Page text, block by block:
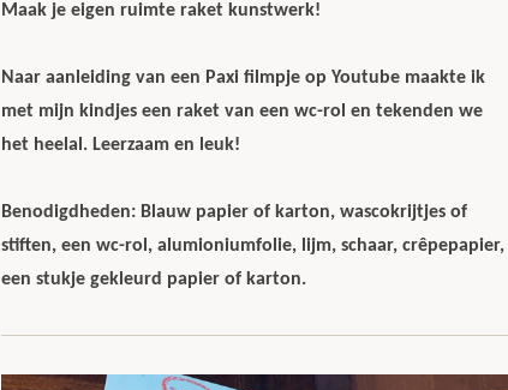
Maak je eigen ruimte raket kunstwerk!
Naar aanleiding van een Paxi filmpje op Youtube maakte ik
met mijn kindjes een raket van een wc-rol en tekenden we
het heelal. Leerzaam en leuk!
Benodigdheden: Blauw papier of karton, wascokrijtjes of
stiften, een wc-rol, alumioniumfolie, lijm, schaar, crêpepapier,
een stukje gekleurd papier of karton.